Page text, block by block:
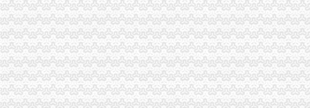
*ST珠峰：发行股份购买资产并募集配套资金暨关联交易报告书（草案
河南桐柏无证企业采铁矿执法人员被殴昏_新闻_腾讯网
河南桐柏无证企业采铁矿执法人员被殴昏_中国经济网——国家经
延长油田股份有限公司定边采油厂维修制作井口保温房项目谈判公告_
市民热线典型事例选编市市民热线管理办公室_新闻_德州
延长油田股份有限公司七里村采油厂郑庄采油队张台注水项目区注水站
主斜井井口房、加热室及变电所工程招标公告-中国采招网